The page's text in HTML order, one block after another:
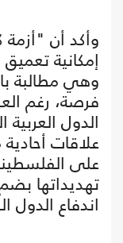
وأكد أن "أزمة
إمكانية
وهي مطالبة
فرصة، رغم
الدول
علاقات
على
تهديداتها
اندفاع الدول